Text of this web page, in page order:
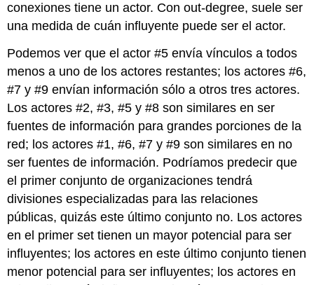
conexiones tiene un actor. Con out-degree, suele ser
una medida de cuán influyente puede ser el actor.
Podemos ver que el actor #5 envía vínculos a todos
menos a uno de los actores restantes; los actores #6,
#7 y #9 envían información sólo a otros tres actores.
Los actores #2, #3, #5 y #8 son similares en ser
fuentes de información para grandes porciones de la
red; los actores #1, #6, #7 y #9 son similares en no
ser fuentes de información. Podríamos predecir que
el primer conjunto de organizaciones tendrá
divisiones especializadas para las relaciones
públicas, quizás este último conjunto no. Los actores
en el primer set tienen un mayor potencial para ser
influyentes; los actores en este último conjunto tienen
menor potencial para ser influyentes; los actores en